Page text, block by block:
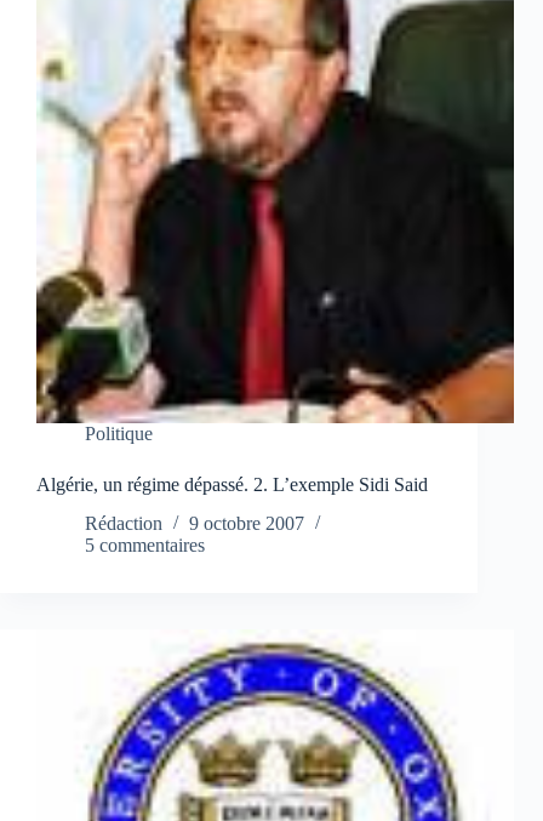
Politique
Algérie, un régime dépassé. 2. L’exemple Sidi Said
Rédaction
9 octobre 2007
5 commentaires